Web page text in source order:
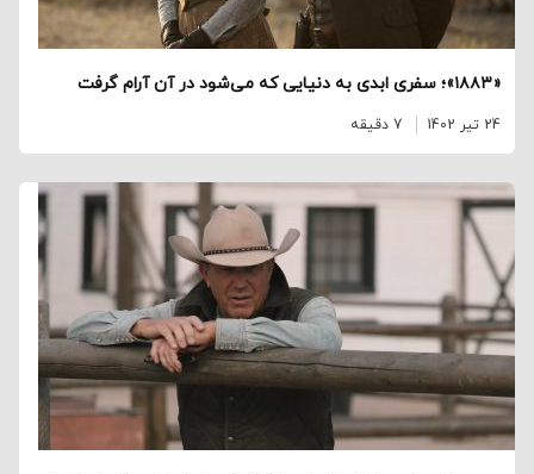
«۱۸۸۳»؛ سفری ابدی به دنیایی که می‌شود در آن آرام گرفت
24 تیر 1402 7 دقیقه